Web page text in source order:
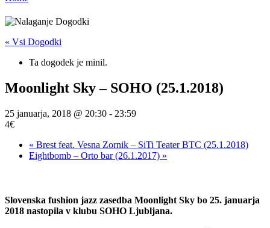
« Vsi Dogodki
Ta dogodek je minil.
Moonlight Sky – SOHO (25.1.2018)
25 januarja, 2018 @ 20:30 - 23:59
4€
« Brest feat. Vesna Zornik – SiTi Teater BTC (25.1.2018)
Eightbomb – Orto bar (26.1.2017) »
Slovenska fushion jazz zasedba Moonlight Sky bo 25. januarja
2018 nastopila v klubu SOHO Ljubljana.